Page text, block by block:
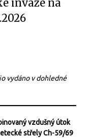
invaze na
vydáno v dohledné
vzdušný útok
střely Ch-59/69